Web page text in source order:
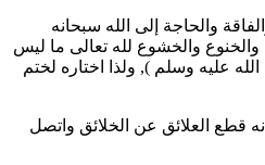
والحاجة إلى الله سبحانه
والخنوع والخشوع لله تعالى ما ليس
عليه وسلم ), ولذا اختاره لختم
قطع العلائق عن الخلائق واتصل